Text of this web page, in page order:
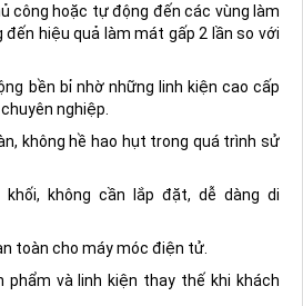
công hoặc tự động đến các vùng làm
hiệu quả làm mát gấp 2 lần so với
bền bỉ nhờ những linh kiện cao cấp
nghiệp.
không hề hao hụt trong quá trình sử
không cần lắp đặt, dễ dàng di
toàn cho máy móc điện tử.
phẩm và linh kiện thay thế khi khách